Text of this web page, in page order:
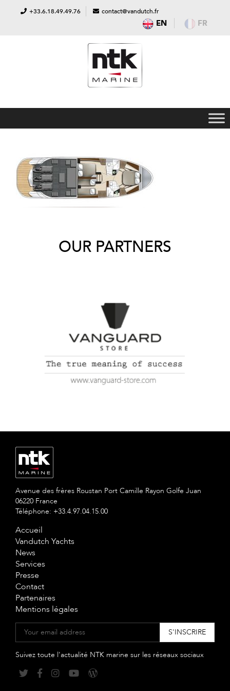
+33.6.18.49.49.76 contact@vandutch.fr
EN FR
OUR PARTNERS
Avenue des frères Roustan Port Camille Rayon Golfe Juan
06220 France
Téléphone: +33.4.97.04.15.00
Accueil
Vandutch Yachts
News
Services
Presse
Contact
Partenaires
Mentions légales
Suivez toute l'actualité NTK marine sur les réseaux sociaux